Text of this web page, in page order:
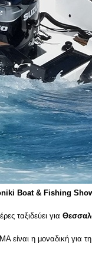
Boat & Fishing
ταξιδεύει για
η μοναδική για